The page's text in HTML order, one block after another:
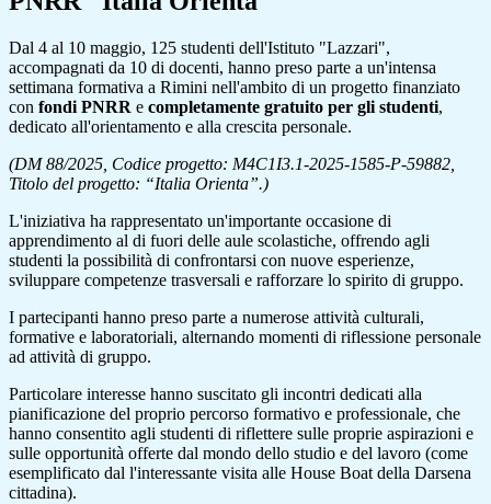
Dal 4 al 10 maggio, 125 studenti dell'Istituto "Lazzari",
accompagnati da 10 di docenti, hanno preso parte a un'intensa
settimana formativa a Rimini nell'ambito di un progetto finanziato
con fondi PNRR e completamente gratuito per gli studenti,
dedicato all'orientamento e alla crescita personale.
(DM 88/2025, Codice progetto: M4C1I3.1-2025-1585-P-59882,
Titolo del progetto: “Italia Orienta”.)
L'iniziativa ha rappresentato un'importante occasione di
apprendimento al di fuori delle aule scolastiche, offrendo agli
studenti la possibilità di confrontarsi con nuove esperienze,
sviluppare competenze trasversali e rafforzare lo spirito di gruppo.
I partecipanti hanno preso parte a numerose attività culturali,
formative e laboratoriali, alternando momenti di riflessione personale
ad attività di gruppo.
Particolare interesse hanno suscitato gli incontri dedicati alla
pianificazione del proprio percorso formativo e professionale, che
hanno consentito agli studenti di riflettere sulle proprie aspirazioni e
sulle opportunità offerte dal mondo dello studio e del lavoro (come
esemplificato dal l'interessante visita alle House Boat della Darsena
cittadina).